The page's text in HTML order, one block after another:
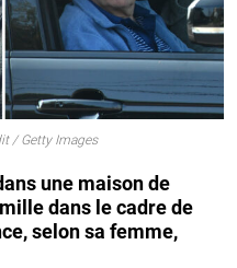
/ Getty Images
une maison de
dans le cadre de
selon sa femme,